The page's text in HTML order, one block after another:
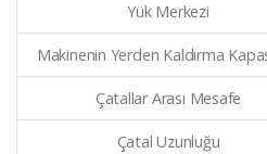
Yük Merkezi
Makinenin Yerden Kaldırma
Çatallar Arası Mesafe
Çatal Uzunluğu